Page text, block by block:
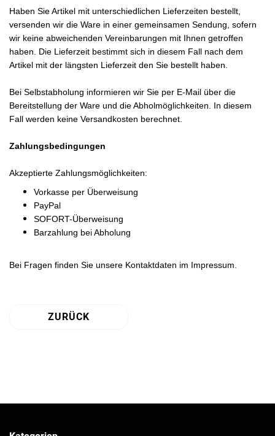
Haben Sie Artikel mit unterschiedlichen Lieferzeiten bestellt,
versenden wir die Ware in einer gemeinsamen Sendung, sofern
wir keine abweichenden Vereinbarungen mit Ihnen getroffen
haben. Die Lieferzeit bestimmt sich in diesem Fall nach dem
Artikel mit der längsten Lieferzeit den Sie bestellt haben.
Bei Selbstabholung informieren wir Sie per E-Mail über die
Bereitstellung der Ware und die Abholmöglichkeiten. In diesem
Fall werden keine Versandkosten berechnet.
Zahlungsbedingungen
Akzeptierte Zahlungsmöglichkeiten:
Vorkasse per Überweisung
PayPal
SOFORT-Überweisung
Barzahlung bei Abholung
Bei Fragen finden Sie unsere Kontaktdaten im Impressum.
ZURÜCK